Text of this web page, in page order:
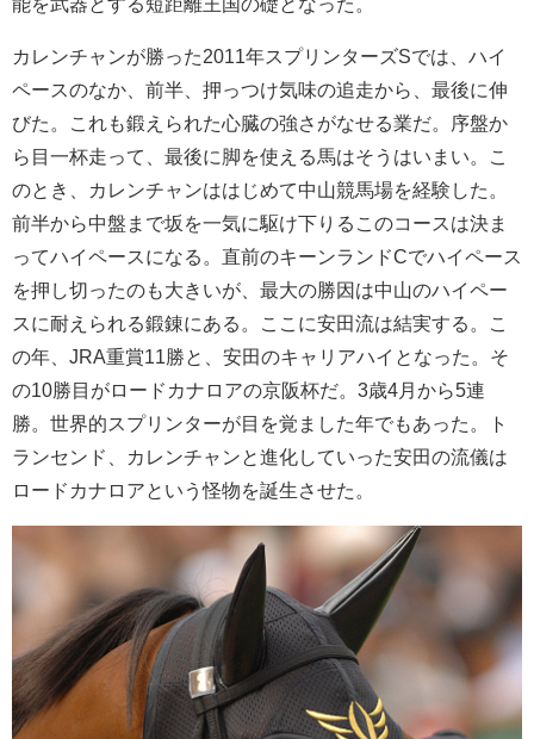
カレンチャンが勝った2011年スプリンターズSでは、ハイ
ペースのなか、前半、押っつけ気味の追走から、最後に伸
びた。これも鍛えられた心臓の強さがなせる業だ。序盤か
ら目一杯走って、最後に脚を使える馬はそうはいまい。こ
のとき、カレンチャンははじめて中山競馬場を経験した。
前半から中盤まで坂を一気に駆け下りるこのコースは決ま
ってハイペースになる。直前のキーンランドCでハイペース
を押し切ったのも大きいが、最大の勝因は中山のハイペー
スに耐えられる鍛錬にある。ここに安田流は結実する。こ
の年、JRA重賞11勝と、安田のキャリアハイとなった。そ
の10勝目がロードカナロアの京阪杯だ。3歳4月から5連
勝。世界的スプリンターが目を覚ました年でもあった。ト
ランセンド、カレンチャンと進化していった安田の流儀は
ロードカナロアという怪物を誕生させた。